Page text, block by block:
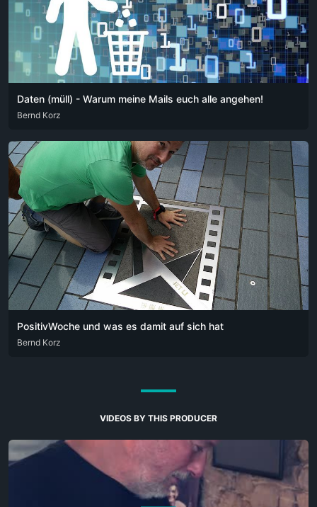
Daten (müll) - Warum meine Mails euch alle angehen!
DEU ENG
Bernd Korz
PositivWoche und was es damit auf sich hat
DEU ENG
Bernd Korz
VIDEOS BY THIS PRODUCER